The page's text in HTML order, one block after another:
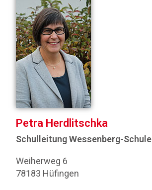
Petra Herdlitschka
Schulleitung Wessenberg-Schule
Weiherweg 6
78183 Hüfingen